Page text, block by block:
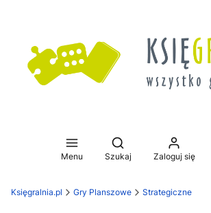
Menu
Otwórz wyszukiwarkę
Szukaj Zaloguj się
Księgralnia.pl Gry Planszowe Strategiczne